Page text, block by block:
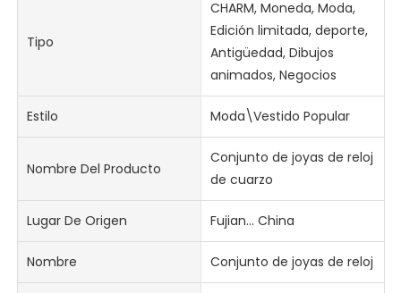
Tipo
CHARM, Moneda, Moda,
Edición limitada, deporte,
Antigüedad, Dibujos
animados, Negocios
Estilo Moda\Vestido Popular
Nombre Del Producto
Conjunto de joyas de reloj
de cuarzo
Lugar De Origen Fujian... China
Nombre Conjunto de joyas de reloj